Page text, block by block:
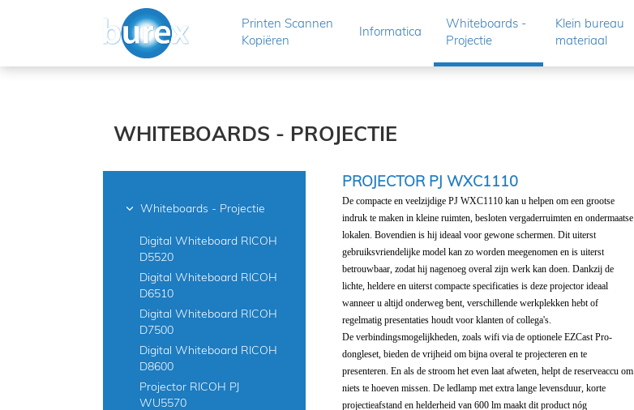
Printen Scannen
Kopiëren
Informatica
Whiteboards -
Projectie
Klein bureau
materiaal
WHITEBOARDS - PROJECTIE
Whiteboards - Projectie
Digital Whiteboard RICOH
D5520
Digital Whiteboard RICOH
D6510
Digital Whiteboard RICOH
D7500
Digital Whiteboard RICOH
D8600
Projector RICOH PJ
WU5570
PROJECTOR PJ WXC1110
De compacte en veelzijdige PJ WXC1110 kan u helpen om een grootse
indruk te maken in kleine ruimten, besloten vergaderruimten en ondermaatse
lokalen. Bovendien is hij ideaal voor gewone schermen. Dit uiterst
gebruiksvriendelijke model kan zo worden meegenomen en is uiterst
betrouwbaar, zodat hij nagenoeg overal zijn werk kan doen. Dankzij de
lichte, heldere en uiterst compacte specificaties is deze projector ideaal
wanneer u altijd onderweg bent, verschillende werkplekken hebt of
regelmatig presentaties houdt voor klanten of collega's.
De verbindingsmogelijkheden, zoals wifi via de optionele EZCast Pro-
dongleset, bieden de vrijheid om bijna overal te projecteren en te
presenteren. En als de stroom het even laat afweten, helpt de reserveaccu om
niets te hoeven missen. De ledlamp met extra lange levensduur, korte
projectieafstand en helderheid van 600 lm maakt dit product nóg